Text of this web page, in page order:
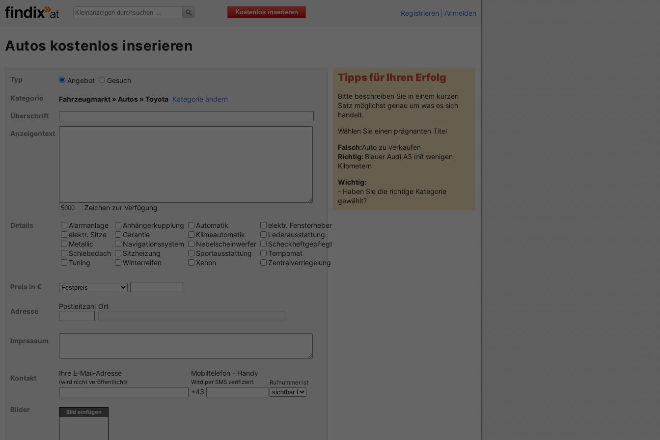
Kostenlos inserieren Registrieren Anmelden
Autos kostenlos inserieren
Typ Angebot Gesuch
Kategorie Fahrzeugmarkt » Autos » Toyota Kategorie ändern
Überschrift
Anzeigentext
Zeichen zur Verfügung
Details Alarmanlage Anhängerkupplung Automatik
elektr. Fensterheber
elektr. Sitze
Garantie Klimaautomatik
Lederausstattung
Metallic
Navigationssystem Nebelscheinwerfer
Scheckheftgepflegt
Schiebedach
Sitzheizung Sportausstattung
Tempomat
Tuning
Winterreifen Xenon Zentralverriegelung
Preis in €
Adresse
Postleitzahl Ort
Impressum
Kontakt
Ihre E-Mail-Adresse
(wird nicht veröffentlicht)
Mobiltelefon - Handy
Wird per SMS verifiziert
+43
Rufnummer ist
Bilder Bild einfügen
Tipps für Ihren Erfolg
Bitte beschreiben Sie in einem kurzen
Satz möglichst genau um was es sich
handelt.
Wählen Sie einen prägnanten Titel
Falsch:Auto zu verkaufen
Richtig: Blauer Audi A3 mit wenigen
Kilometern
Wichtig:
- Haben Sie die richtige Kategorie
gewählt?